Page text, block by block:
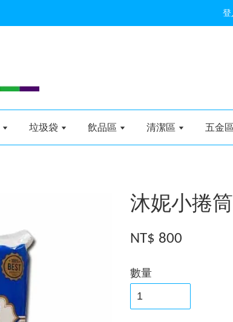
登
垃圾袋 飲品區 清潔區 五金區
沐妮小捲
NT$ 800
數量